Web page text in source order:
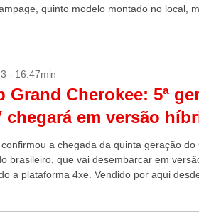
quinto modelo montado no local,
- 16:47min
Grand Cherokee: 5ª
chegará em versão
a chegada da quinta geração
brasileiro, que vai desembarcar em
a plataforma 4xe. Vendido por aqui